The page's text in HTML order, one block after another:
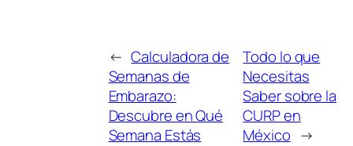
← Calculadora de
Semanas de
Embarazo:
Descubre en Qué
Semana Estás
Todo lo que
Necesitas
Saber sobre la
CURP en
México →